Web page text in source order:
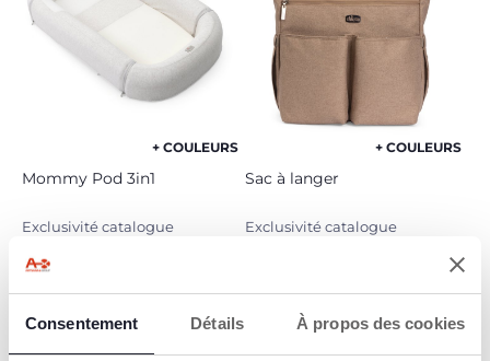
Consentement Détails À propos des cookies
+ COULEURS
Mommy Pod 3in1
49,99 €
Exclusivité catalogue
+ COULEURS
Sac à langer
Exclusivité catalogue
100 POINTS 200 POINTS